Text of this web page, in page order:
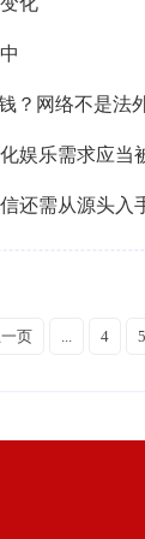
？网络不是法
娱乐需求应当
还需从源头入
页 ... 4 5